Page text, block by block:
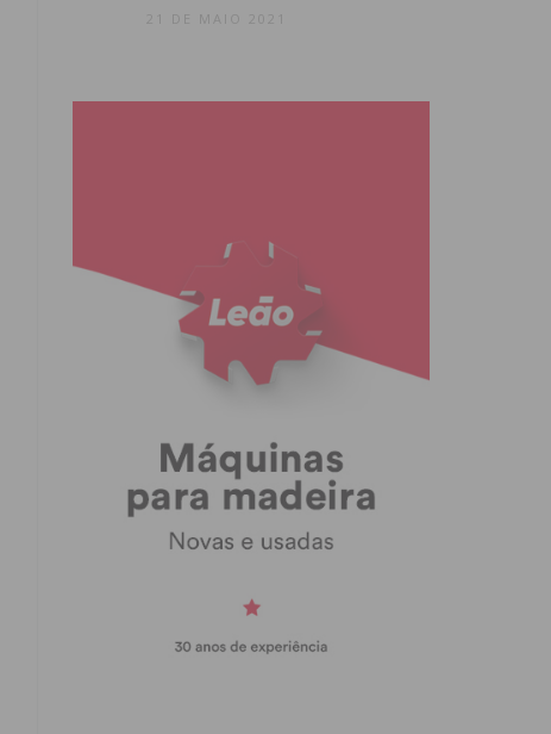
21 DE MAIO 2021